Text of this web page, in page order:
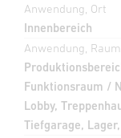
Anwendung, Ort
Innenbereich
Anwendung, Raum
Funktionsraum /
Lobby,
Tiefgarage,